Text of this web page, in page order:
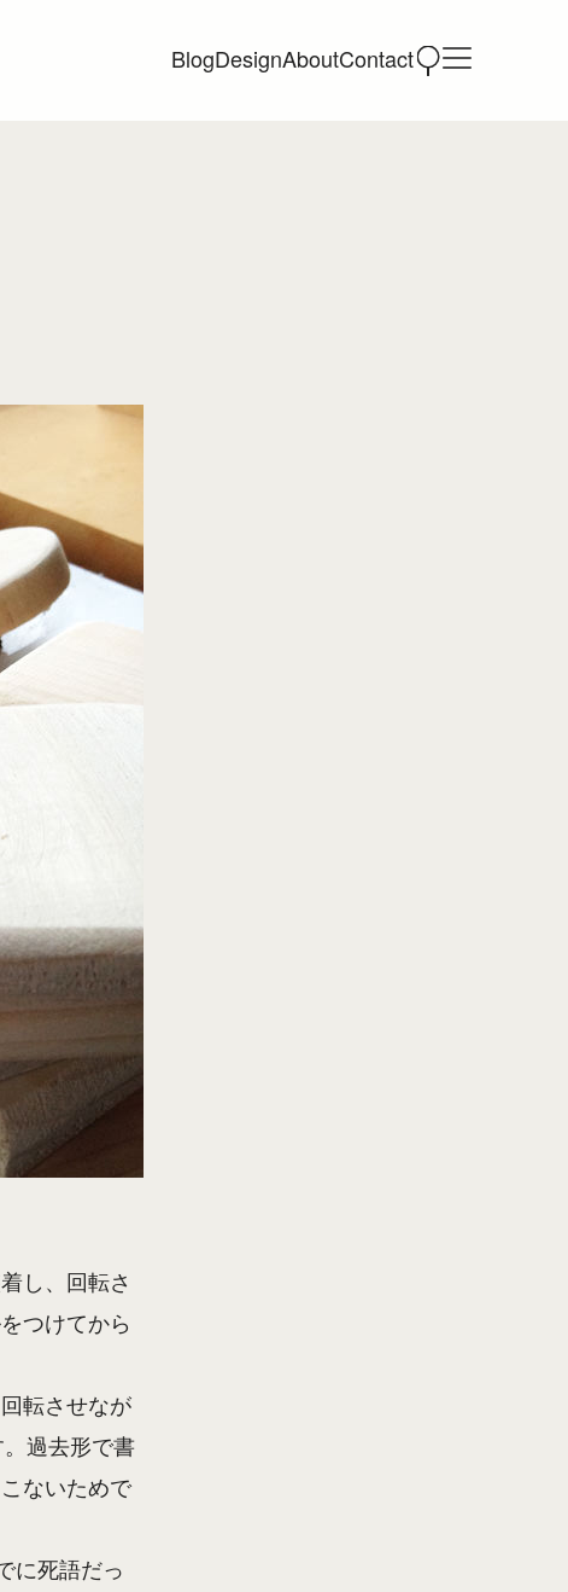
BlogDesignAboutContact
し、回転さ
つけてから
転させなが
過去形で書
ないためで
に死語だっ